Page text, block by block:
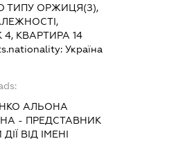
ТИПУ ОРЖИЦЯ(З),
КВАРТИРА 14
Україна
АЛЬОНА
- ПРЕДСТАВНИК
ВІД ІМЕНІ